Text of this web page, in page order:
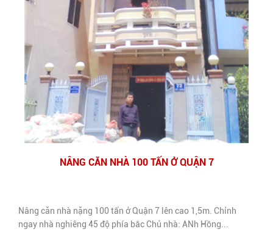
NÂNG CĂN NHÀ 100 TẤN Ở QUẬN 7
Nâng căn nhà nặng 100 tấn ở Quận 7 lên cao 1,5m. Chỉnh
ngay nhà nghiêng 45 độ phía bắc Chủ nhà: ANh Hồng...